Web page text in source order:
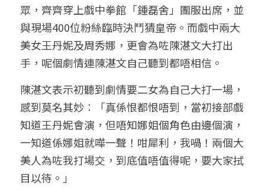
眾，齊齊穿上戲中拳館「鍾磊舍」團服出席，並
與現場400位粉絲臨時決鬥猜皇帝。而戲中兩大
美女王丹妮及周秀娜，更會為咗陳湛文大打出
手，呢個劇情連陳湛文自己聽到都唔相信。
陳湛文表示初聽到劇情要二女為自己大打一場，
感到莫名其妙︰「真係恨都恨唔到，當初接部戲
知道王丹妮會演，但唔知娜姐個角色由邊個演，
一知道係娜姐就嘩一聲！咁犀利，我喎！兩個大
美人為咗我打場交，到底值唔值得呢，要大家拭
目以待。」